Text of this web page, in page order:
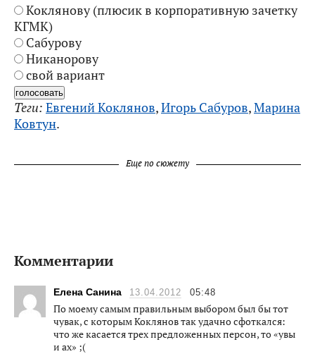
Коклянову (плюсик в корпоративную зачетку
КГМК)
Сабурову
Никанорову
свой вариант
Теги: Евгений Коклянов,Игорь Сабуров,Марина
Ковтун.
Еще по сюжету
Комментарии
Елена Санина 13.04.2012 05:48
По моему самым правильным выбором был бы тот
чувак, с которым Коклянов так удачно сфоткался:
что же касается трех предложенных персон, то «увы
и ах» ;(